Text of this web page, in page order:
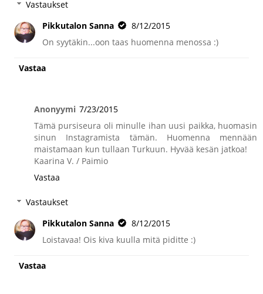
Vastaukset
Pikkutalon Sanna
8/12/2015
On syytäkin...oon taas huomenna menossa :)
Vastaa
Anonyymi 7/23/2015
Tämä pursiseura oli minulle ihan uusi paikka, huomasin
sinun Instagramista tämän. Huomenna mennään
maistamaan kun tullaan Turkuun. Hyvää kesän jatkoa!
Kaarina V. / Paimio
Vastaa
Vastaukset
Pikkutalon Sanna
8/12/2015
Loistavaa! Ois kiva kuulla mitä piditte :)
Vastaa